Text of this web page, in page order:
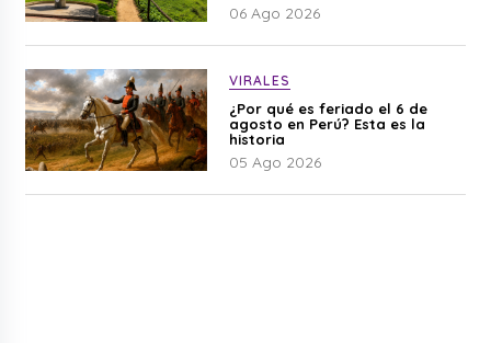
06 Ago 2026
VIRALES
¿Por qué es feriado el 6 de
agosto en Perú? Esta es la
historia
05 Ago 2026